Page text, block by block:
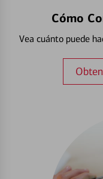
Cómo
Vea cuánto puede